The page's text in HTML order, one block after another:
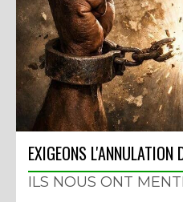
EXIGEONS L'ANNULATION
ILS NOUS ONT